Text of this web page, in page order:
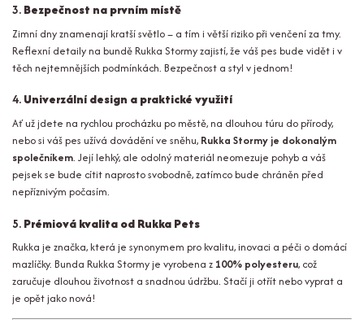
3.Bezpečnost na prvním místě
Zimní dny znamenají kratší světlo – a tím i větší riziko při venčení za tmy.
Reflexní detaily na bundě Rukka Stormy zajistí, že váš pes bude vidět i v
těch nejtemnějších podmínkách. Bezpečnost a styl v jednom!
4.Univerzální design a praktické využití
Ať už jdete na rychlou procházku po městě, na dlouhou túru do přírody,
nebo si váš pes užívá dovádění ve sněhu, Rukka Stormy je dokonalým
společníkem. Její lehký, ale odolný materiál neomezuje pohyb a váš
pejsek se bude cítit naprosto svobodně, zatímco bude chráněn před
nepříznivým počasím.
5.Prémiová kvalita od Rukka Pets
Rukka je značka, která je synonymem pro kvalitu, inovaci a péči o domácí
mazlíčky. Bunda Rukka Stormy je vyrobena z 100% polyesteru, což
zaručuje dlouhou životnost a snadnou údržbu. Stačí ji otřít nebo vyprat a
je opět jako nová!